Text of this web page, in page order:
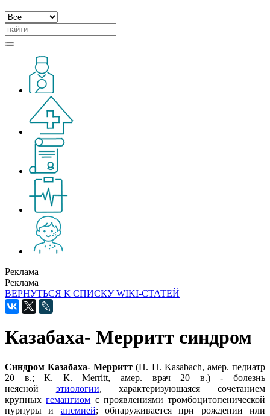
Реклама
Реклама
ВЕРНУТЬСЯ К СПИСКУ WIKI-СТАТЕЙ
Казабаха- Мерритт синдром
Синдром Казабаха- Мерритт(Н. Н. Kasabach, амер. педиатр
20 в.; К. К. Merritt, амер. врач 20 в.) - болезнь
неясной этиологии, характеризующаяся сочетанием
крупныхгемангиом с проявлениями тромбоцитопенической
пурпуры и анемией; обнаруживается при рождении или